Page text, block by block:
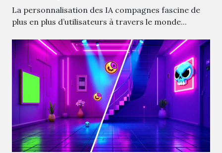
La personnalisation des IA compagnes fascine de
plus en plus d’utilisateurs à travers le monde...